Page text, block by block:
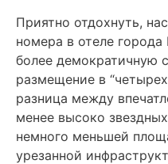
Приятно отдохнуть,
номера в отеле
более демократичную
размещение в
разница между
менее высоко
немного меньшей
урезанной